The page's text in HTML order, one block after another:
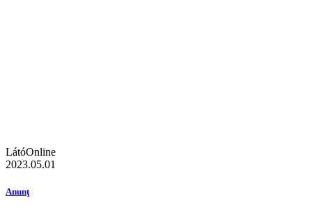
LátóOnline
2023.05.01
Anunţ